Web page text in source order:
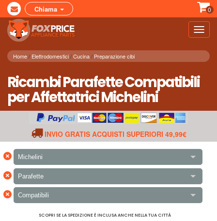
Chiama 0
Home Elettrodomestici Cucina Preparazione cibi
Ricambi Parafette Compatibili
per Affettatrici Michelini
INVIO GRATIS ACQUISTI SUPERIORI 49,99€
× Michelini
× Parafette
× Compatibili
SCOPRI SE LA SPEDIZIONE È INCLUSA ANCHE NELLA TUA CITTÀ